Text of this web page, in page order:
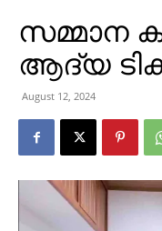
സമ്മാന
ആദ്യ
August 12, 2024